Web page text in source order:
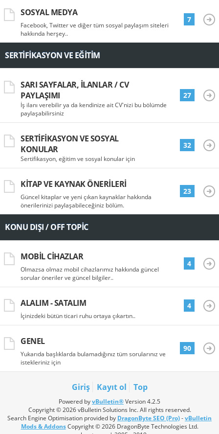
SOSYAL MEDYA
Facebook, Twitter ve diğer tüm sosyal paylaşım siteleri
hakkında herşey..
7
SERTIFIKASYON VE EĞITIM
SARI SAYFALAR, İLANLAR / CV
PAYLAŞIMI
İş ilanı verebilir ya da kendinize ait CV'nizi bu bölümde
paylaşabilirsiniz
27
SERTIFIKASYON VE SOSYAL
KONULAR
Sertifikasyon, eğitim ve sosyal konular için
32
KITAP VE KAYNAK ÖNERILERI
Güncel kitaplar ve yeni çıkan kaynaklar hakkında
önerilerinizi paylaşabileceğiniz bölüm.
23
KONU DIŞI / OFF TOPIC
MOBIL CIHAZLAR
Olmazsa olmaz mobil cihazlarımız hakkında güncel
sorular öneriler ve güncel bilgiler..
4
ALALIM - SATALIM
İçinizdeki bütün ticari ruhu ortaya çıkartın..
4
GENEL
Yukarıda başlıklarda bulamadığınız tüm sorularınız ve
istekleriniz için
90
Giriş Kayıt ol Top
Powered byvBulletin®Version 4.2.5
Copyright © 2026 vBulletin Solutions Inc. All rights reserved.
Search Engine Optimisation provided by DragonByte SEO (Pro)-vBulletin
Mods & AddonsCopyright © 2026 DragonByte Technologies Ltd.